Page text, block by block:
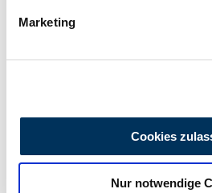
bestimmten Merkmalen
Erfahren Sie mehr darüber, wie
analysieren. Außerdem geben wir
Verwendung unserer Website an
Marketing
Cookies
Nur notwendige